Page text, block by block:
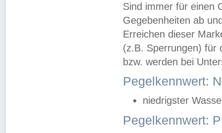
Sind immer für einen
Gegebenheiten ab
Erreichen dieser
(z.B. Sperrungen) für
bzw. werden bei
Pegelkennwert:
niedrigster
Pegelkennwert: